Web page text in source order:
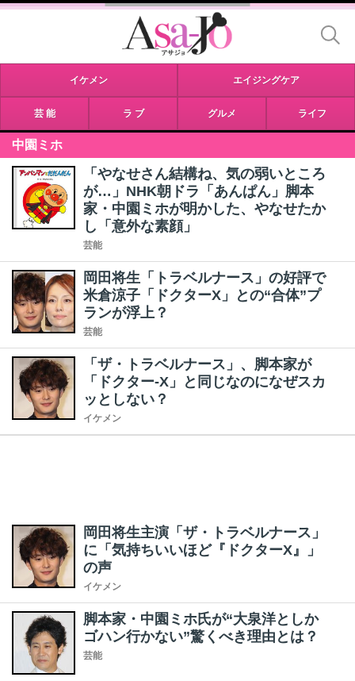
イケメン エイジングケア
芸 能 ラ ブ グルメ ライフ
中園ミホ
「やなせさん結構ね、気の弱いところ
が…」NHK朝ドラ「あんぱん」脚本
家・中園ミホが明かした、やなせたか
し「意外な素顔」
芸能
岡田将生「トラベルナース」の好評で
米倉涼子「ドクターX」との“合体”プ
ランが浮上？
芸能
「ザ・トラベルナース」、脚本家が
「ドクター-X」と同じなのになぜスカ
ッとしない？
イケメン
岡田将生主演「ザ・トラベルナース」
に「気持ちいいほど『ドクターX』」
の声
イケメン
脚本家・中園ミホ氏が“大泉洋としか
ゴハン行かない”驚くべき理由とは？
芸能